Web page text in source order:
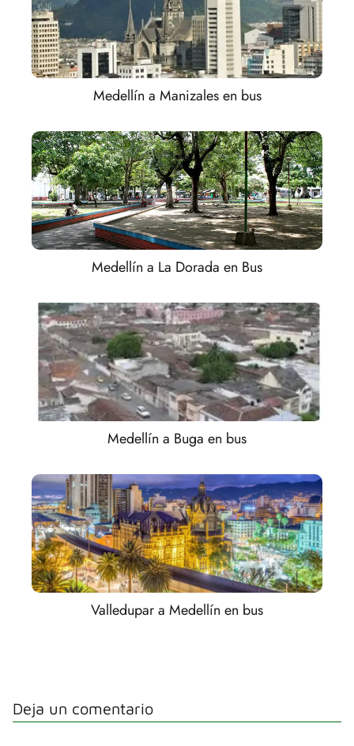
Medellín a Manizales en bus
Medellín a La Dorada en Bus
Medellín a Buga en bus
Valledupar a Medellín en bus
Deja un comentario